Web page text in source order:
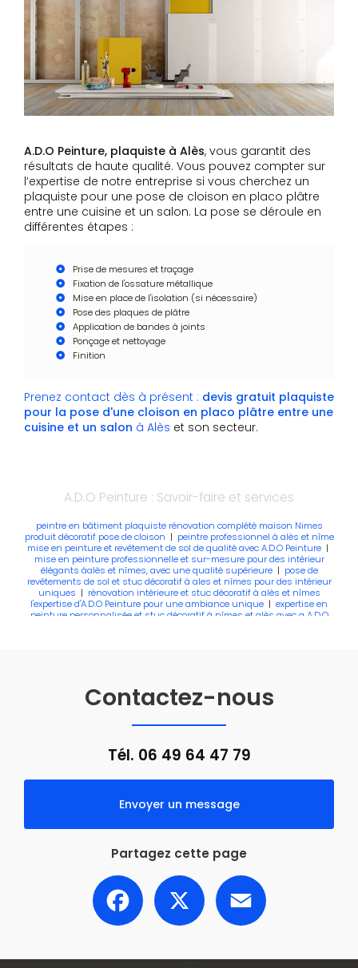
A.D.O Peinture, plaquiste à Alès, vous garantit des
résultats de haute qualité. Vous pouvez compter sur
l’expertise de notre entreprise si vous cherchez un
plaquiste pour une pose de cloison en placo plâtre
entre une cuisine et un salon. La pose se déroule en
différentes étapes :
Prise de mesures et traçage
Fixation de l'ossature métallique
Mise en place de l'isolation (si nécessaire)
Pose des plaques de plâtre
Application de bandes à joints
Ponçage et nettoyage
Finition
Prenez contact dès à présent : devis gratuit plaquiste
pour la pose d'une cloison en placo plâtre entre une
cuisine et un salon à Alès et son secteur.
A.D.O Peinture : Savoir-faire et services
peintre en bâtiment plaquiste rénovation complété maison Nimes
produit décoratif pose de cloison | peintre professionnel à alès et nîme
mise en peinture et revêtement de sol de qualité avec A.D.O Peinture |
mise en peinture professionnelle et sur-mesure pour des intérieur
élégants àalès et nîmes, avec une qualité supérieure | pose de
revêtements de sol et stuc décoratif à ales et nîmes pour des intérieur
uniques | rénovation intérieure et stuc décoratif à alès et nîmes
l'expertise d'A.D.O Peinture pour une ambiance unique | expertise en
peinture personnalisée et stuc décoratif à nîmes et alès avec a A.D.O
Contactez-nous
Tél. 06 49 64 47 79
Envoyer un message
Partagez cette page
Facebook